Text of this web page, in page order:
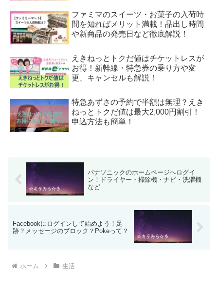
ファミマのスイーツ・お菓子の入荷時
間を知ればメリット満載！品出し時間
や新商品の発売日など徹底解説！
えきねっとトクだ値はチケットレスが
お得！新幹線・特急券の乗り方や変
更、キャンセルも解説！
特急あずさの予約で半額は無理？えき
ねっとトクだ値は最大2,000円割引！
申込方法も簡単！
パナソニックのホームページへログイ
ン！ドライヤー・掃除機・ナビ・洗濯機
など
Facebookにログインして始めよう！足
跡？メッセージのブロック？Pokeって？
ホーム 生活